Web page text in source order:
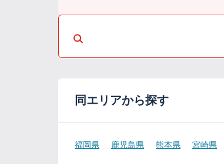
同エリアから探す
福岡県 鹿児島県 熊本県 宮崎県